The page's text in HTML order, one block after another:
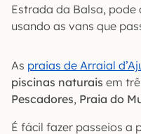
Estrada da Balsa, pode
usando as vans que
As praias de Arraial
piscinas naturais em
Pescadores, Praia do
É fácil fazer passeios a